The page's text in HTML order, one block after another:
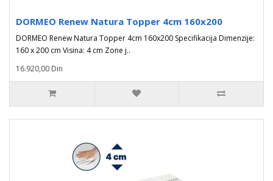
DORMEO Renew Natura Topper 4cm 160x200
DORMEO Renew Natura Topper 4cm 160x200 Specifikacija Dimenzije:
160 x 200 cm Visina: 4 cm Zone j..
16.920,00 Din